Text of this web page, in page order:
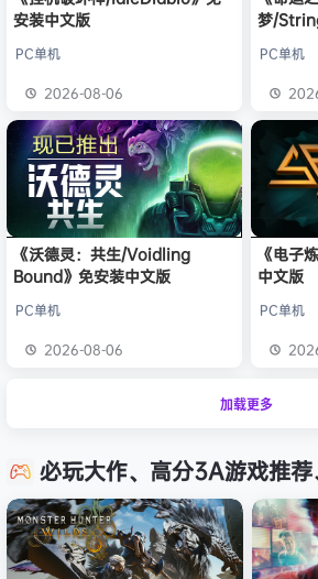
安装中文版
PC单机
2026-08-06
梦/
PC单机
《沃德灵：共生/Voidling
Bound》免安装中文版
PC单机
2026-08-06
《电子
中文版
PC单机
加载更多
必玩大作、高分3A游戏推荐